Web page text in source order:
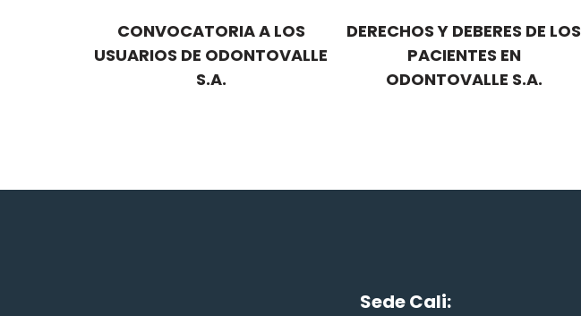
CONVOCATORIA A LOS
USUARIOS DE ODONTOVALLE
S.A.
DERECHOS Y DEBERES DE LOS
PACIENTES EN
ODONTOVALLE S.A.
Sede Cali: